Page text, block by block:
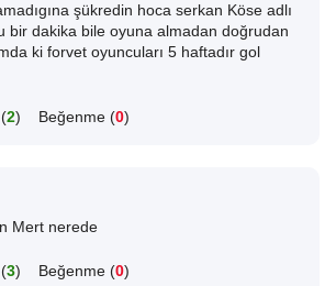
şükredin hoca serkan Köse adlı
bir dakika bile oyuna almadan doğrudan
ki forvet oyuncuları 5 haftadır gol
2) Beğenme (0)
Mert nerede
3) Beğenme (0)